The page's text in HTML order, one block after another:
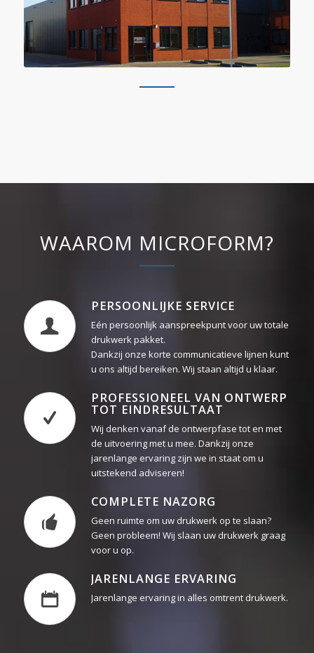
Eén persoonlijk aanspreekpunt voor uw totale
drukwerk pakket.
Dankzij onze korte communicatieve lijnen kunt
u ons altijd bereiken. Wij staan altijd u klaar.
PROFESSIONEEL VAN ONTWERP
Wij denken vanaf de ontwerpfase tot en met
de uitvoering met u mee. Dankzij onze
jarenlange ervaring zijn we in staat om u
uitstekend adviseren!
COMPLETE NAZORG
Geen ruimte om uw drukwerk op te slaan?
Geen probleem! Wij slaan uw drukwerk graag
voor u op.
JARENLANGE ERVARING
Jarenlange ervaring in alles omtrent drukwerk.